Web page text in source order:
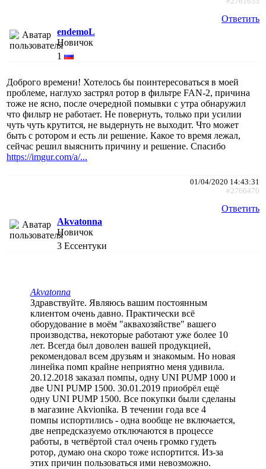
Ответить
endemoL
Новичок
1
Доброго времени! Хотелось бы поинтересоваться в моей
проблеме, наглухо застрял ротор в фильтре FAN-2, причина
тоже не ясно, после очередной помывки с утра обнаружил
что фильтр не работает. Не повернуть, только при усилии
чуть чуть крутится, не выдернуть не выходит. Что может
быть с ротором и есть ли решение. Какое то время лежал,
сейчас решил выяснить причину и решение. Спасибо
https://imgur.com/a/...
01/04/2020 14:43:31
#2766470
Ответить
Akvatonna
Новичок
3 Ессентуки
Akvatonna
Здравствуйте. Являюсь вашим постоянным
клиентом очень давно. Практически всё
оборудование в моём "аквахозяйстве" вашего
производства, некоторые работают уже более 10
лет. Всегда был доволен вашей продукцией,
рекомендовал всем друзьям и знакомым. Но новая
линейка помп крайне неприятно меня удивила.
20.12.2018 заказал помпы, одну UNI PUMP 1000 и
две UNI PUMP 1500. 30.01.2019 приобрёл ещё
одну UNI PUMP 1500. Все покупки были сделаны
в магазине Akvionika. В течении года все 4
помпы испортились - одна вообще не включается,
две непредсказуемо отключаются в процессе
работы, в четвёртой стал очень громко гудеть
ротор, думаю она скоро тоже испортится. Из-за
этих причин пользоваться ими невозможно.